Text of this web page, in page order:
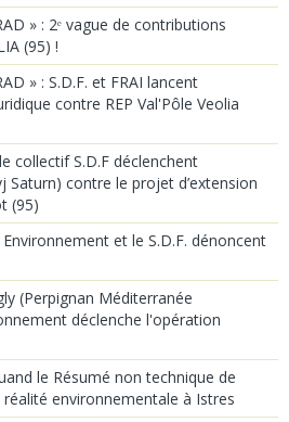
» : 2ᵉ vague de contributions
(95) !
» : S.D.F. et FRAI lancent
contre REP Val'Pôle Veolia
collectif S.D.F déclenchent
Saturn) contre le projet d’extension
(95)
et le S.D.F. dénoncent
(Perpignan Méditerranée
déclenche l'opération
le Résumé non technique de
environnementale à Istres